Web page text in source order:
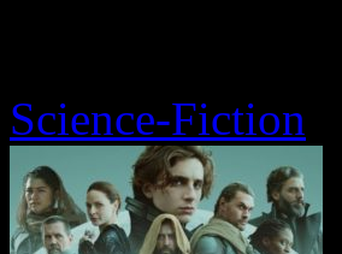
Science-Fiction